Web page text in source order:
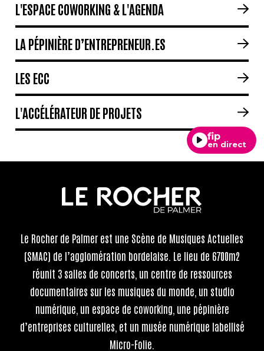
L'ESPACE COWORKING & L'AGENDA
LA PÉPINIÈRE D’ENTREPRENEUR.ES
LES ECC
L'ACCÉLÉRATEUR DE PROJETS
fip
en direct
Le Rocher de Palmer est une Scène de Musiques Actuelles
(SMAC) de l’agglomération bordelaise. Le lieu de 6700m2
réunit 3 salles de concerts, un centre de ressources
documentaires sur les musiques du monde, un studio
numérique, un espace de coworking, une pépinière
d’entreprises culturelles, et un musée numérique labellisé
Micro-Folie.